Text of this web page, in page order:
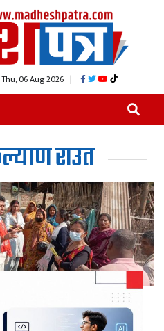
Aug 2026 |
राउत
राउतको घरदैलो